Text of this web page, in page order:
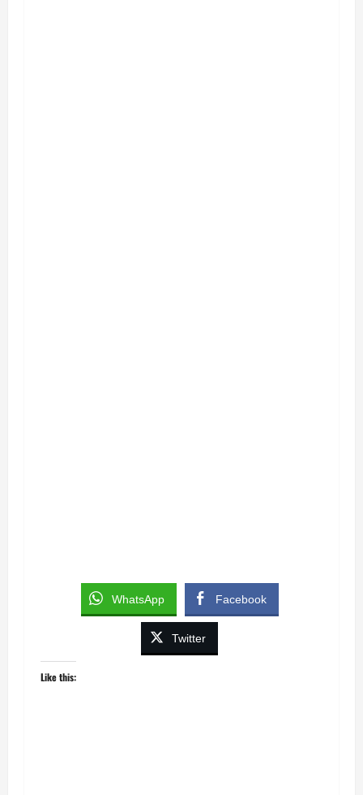
WhatsApp Facebook
Twitter
Like this: